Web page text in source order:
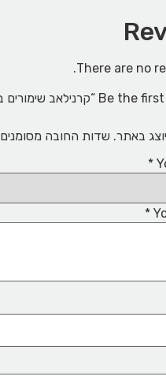
There are no
באתר. שדות החובה מסומנים
*
*